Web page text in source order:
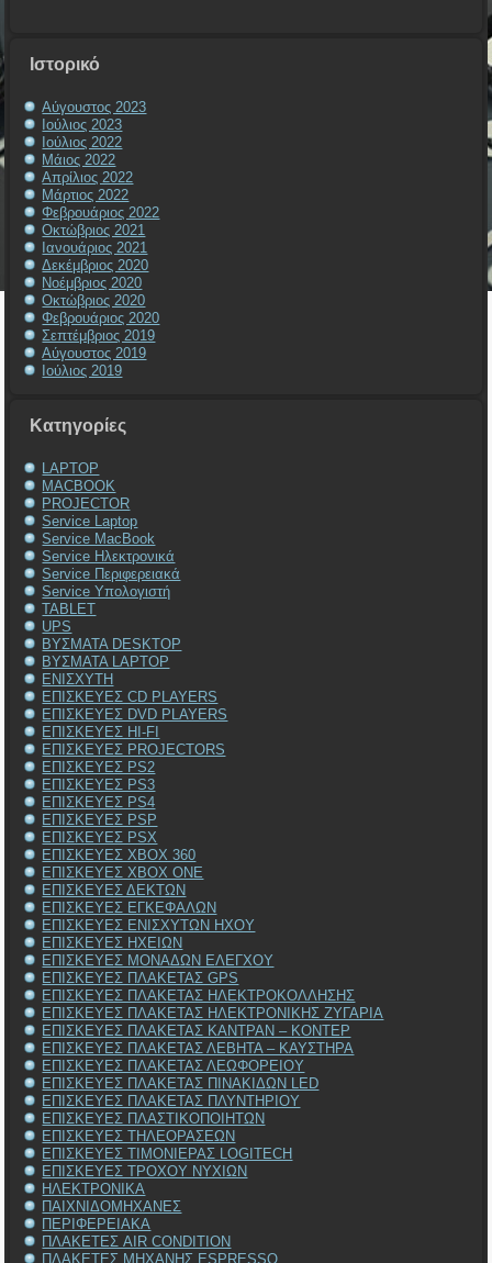
Ιστορικό
Αύγουστος 2023
Ιούλιος 2023
Ιούλιος 2022
Μάιος 2022
Απρίλιος 2022
Μάρτιος 2022
Φεβρουάριος 2022
Οκτώβριος 2021
Ιανουάριος 2021
Δεκέμβριος 2020
Νοέμβριος 2020
Οκτώβριος 2020
Φεβρουάριος 2020
Σεπτέμβριος 2019
Αύγουστος 2019
Ιούλιος 2019
Kατηγορίες
LAPTOP
MACBOOK
PROJECTOR
Service Laptop
Service MacBook
Service Ηλεκτρονικά
Service Περιφερειακά
Service Υπολογιστή
TABLET
UPS
ΒΥΣΜΑΤΑ DESKTOP
ΒΥΣΜΑΤΑ LAPTOP
ΕΝΙΣΧΥΤΗ
ΕΠΙΣΚΕΥΕΣ CD PLAYERS
ΕΠΙΣΚΕΥΕΣ DVD PLAYERS
ΕΠΙΣΚΕΥΕΣ HI-FI
ΕΠΙΣΚΕΥΕΣ PROJECTORS
ΕΠΙΣΚΕΥΕΣ PS2
ΕΠΙΣΚΕΥΕΣ PS3
ΕΠΙΣΚΕΥΕΣ PS4
ΕΠΙΣΚΕΥΕΣ PSP
ΕΠΙΣΚΕΥΕΣ PSX
ΕΠΙΣΚΕΥΕΣ XBOX 360
ΕΠΙΣΚΕΥΕΣ XBOX ONE
ΕΠΙΣΚΕΥΕΣ ΔΕΚΤΩΝ
ΕΠΙΣΚΕΥΕΣ ΕΓΚΕΦΑΛΩΝ
ΕΠΙΣΚΕΥΕΣ ΕΝΙΣΧΥΤΩΝ ΗΧΟΥ
ΕΠΙΣΚΕΥΕΣ ΗΧΕΙΩΝ
ΕΠΙΣΚΕΥΕΣ ΜΟΝΑΔΩΝ ΕΛΕΓΧΟΥ
ΕΠΙΣΚΕΥΕΣ ΠΛΑΚΕΤΑΣ GPS
ΕΠΙΣΚΕΥΕΣ ΠΛΑΚΕΤΑΣ ΗΛΕΚΤΡΟΚΟΛΛΗΣΗΣ
ΕΠΙΣΚΕΥΕΣ ΠΛΑΚΕΤΑΣ ΗΛΕΚΤΡΟΝΙΚΗΣ ΖΥΓΑΡΙΑ
ΕΠΙΣΚΕΥΕΣ ΠΛΑΚΕΤΑΣ ΚΑΝΤΡΑΝ – ΚΟΝΤΕΡ
ΕΠΙΣΚΕΥΕΣ ΠΛΑΚΕΤΑΣ ΛΕΒΗΤΑ – ΚΑΥΣΤΗΡΑ
ΕΠΙΣΚΕΥΕΣ ΠΛΑΚΕΤΑΣ ΛΕΩΦΟΡΕΙΟΥ
ΕΠΙΣΚΕΥΕΣ ΠΛΑΚΕΤΑΣ ΠΙΝΑΚΙΔΩΝ LED
ΕΠΙΣΚΕΥΕΣ ΠΛΑΚΕΤΑΣ ΠΛΥΝΤΗΡΙΟΥ
ΕΠΙΣΚΕΥΕΣ ΠΛΑΣΤΙΚΟΠΟΙΗΤΩΝ
ΕΠΙΣΚΕΥΕΣ ΤΗΛΕΟΡΑΣΕΩΝ
ΕΠΙΣΚΕΥΕΣ ΤΙΜΟΝΙΕΡΑΣ LOGITECH
ΕΠΙΣΚΕΥΕΣ ΤΡΟΧΟΥ ΝΥΧΙΩΝ
ΗΛΕΚΤΡΟΝΙΚΑ
ΠΑΙΧΝΙΔΟΜΗΧΑΝΕΣ
ΠΕΡΙΦΕΡΕΙΑΚΑ
ΠΛΑΚΕΤΕΣ AIR CONDITION
ΠΛΑΚΕΤΕΣ ΜΗΧΑΝΗΣ ESPRESSO